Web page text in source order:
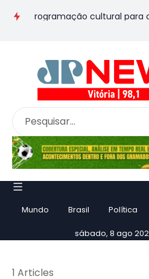
e programação cultural para o
Mundo Brasil Política
sábado, 8 ago
1 Articles